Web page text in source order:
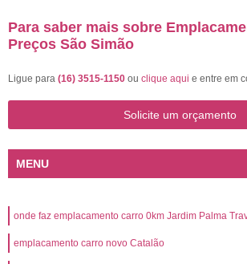
Para saber mais sobre
Preços São Simão
Ligue para (16) 3515-1150 ou clique aqui e entre em
Solicite um orçamento
MENU
onde faz emplacamento carro 0km Jardim Palma
emplacamento carro novo Catalão